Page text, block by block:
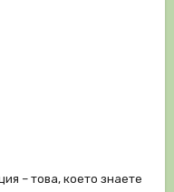
– това, което знаете